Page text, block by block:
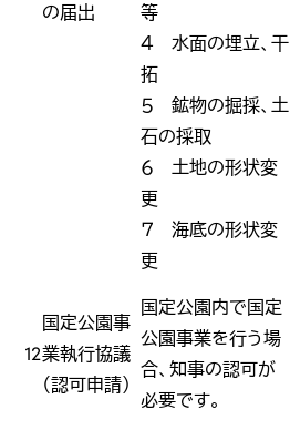
の届出
等
４ 水面の埋立、干
拓
５ 鉱物の掘採、土
石の採取
６ 土地の形状変
更
７ 海底の形状変
更
12
国定公園事
業執行協議
（認可申請）
国定公園内で国定
公園事業を行う場
合、知事の認可が
必要です。